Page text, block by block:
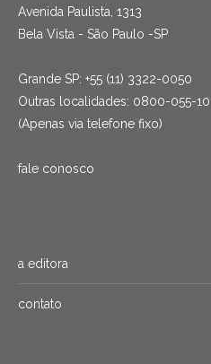
Avenida Paulista, 1313
Bela Vista - São Paulo -SP
Grande SP: +55 (11) 3322-0050
Outras localidades: 0800-055-
(Apenas via telefone fixo)
fale conosco
a editora
contato